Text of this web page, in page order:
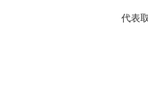
代表